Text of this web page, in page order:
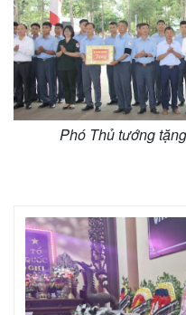
Phó Thủ tướng